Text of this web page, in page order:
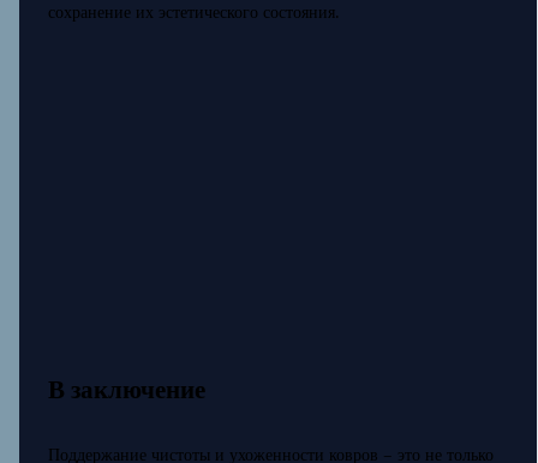
сохранение их эстетического состояния.
В заключение
Поддержание чистоты и ухоженности ковров – это не только